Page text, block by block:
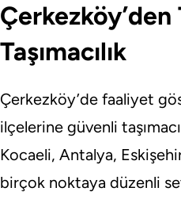
Çerkezköy’den
Taşımacılık
Çerkezköy’de faaliyet
ilçelerine güvenli
Kocaeli, Antalya,
birçok noktaya düzenli